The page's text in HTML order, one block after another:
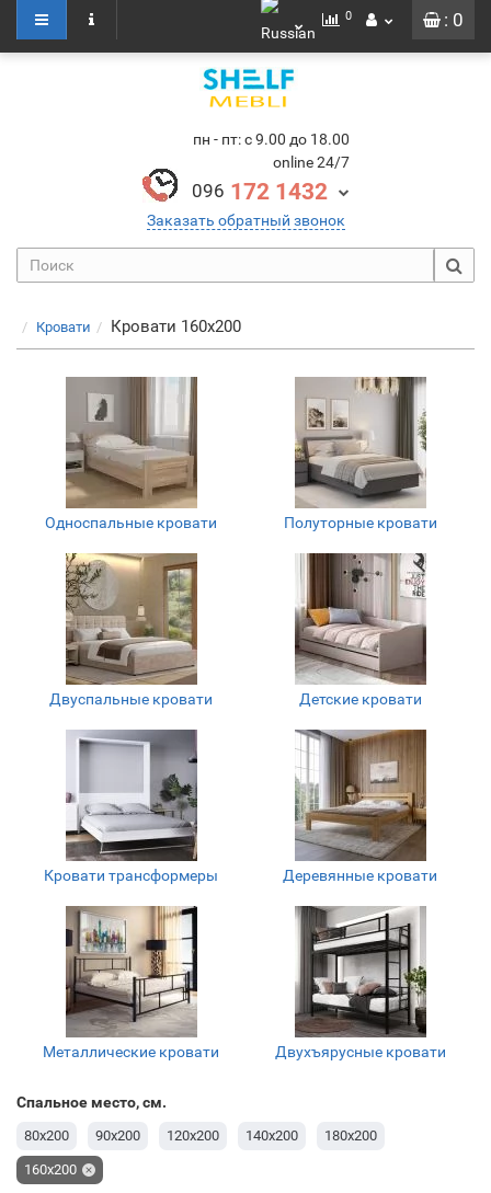
: 0
0
пн - пт: с 9.00 до 18.00
online 24/7
096 172 1432
Заказать обратный звонок
Кровати Кровати 160х200
Односпальные кровати Полуторные кровати
Двуспальные кровати Детские кровати
Кровати трансформеры Деревянные кровати
Металлические кровати Двухъярусные кровати
Спальное место, см.
80х200 90х200 120x200 140х200 180х200
160х200